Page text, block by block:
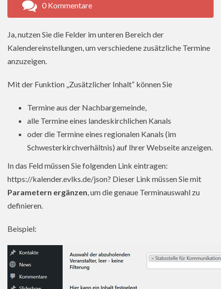
0 Kommentare
Ja, nutzen Sie die Felder im unteren Bereich der
Kalendereinstellungen, um verschiedene zusätzliche Termine
anzuzeigen.
Mit der Funktion „Zusätzlicher Inhalt“ können Sie
Termine aus der Nachbargemeinde,
alle Termine eines landeskirchlichen Kanals
oder die Termine eines regionalen Kanals (im
Schwesterkirchverhältnis) auf Ihrer Webseite anzeigen.
In das Feld müssen Sie folgenden Link eintragen:
https://kalender.evlks.de/json? Dieser Link müssen Sie mit
Parametern ergänzen, um die genaue Terminauswahl zu
definieren.
Beispiel: